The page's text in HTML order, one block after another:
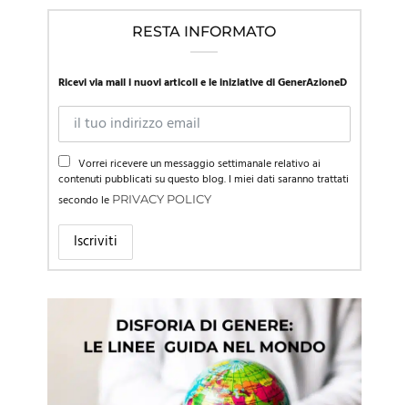
RESTA INFORMATO
Ricevi via mail i nuovi articoli e le iniziative di GenerAzioneD
Vorrei ricevere un messaggio settimanale relativo ai
contenuti pubblicati su questo blog. I miei dati saranno trattati
secondo le PRIVACY POLICY